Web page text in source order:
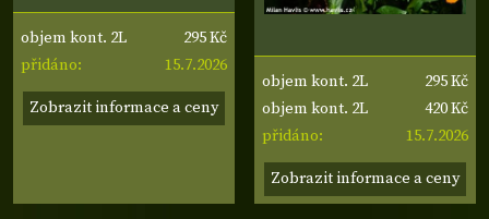
objem kont. 2L
295 Kč
přidáno:
15.7.2026
Zobrazit informace a ceny
objem kont. 2L
295 Kč
objem kont. 2L
420 Kč
přidáno:
15.7.2026
Zobrazit informace a ceny